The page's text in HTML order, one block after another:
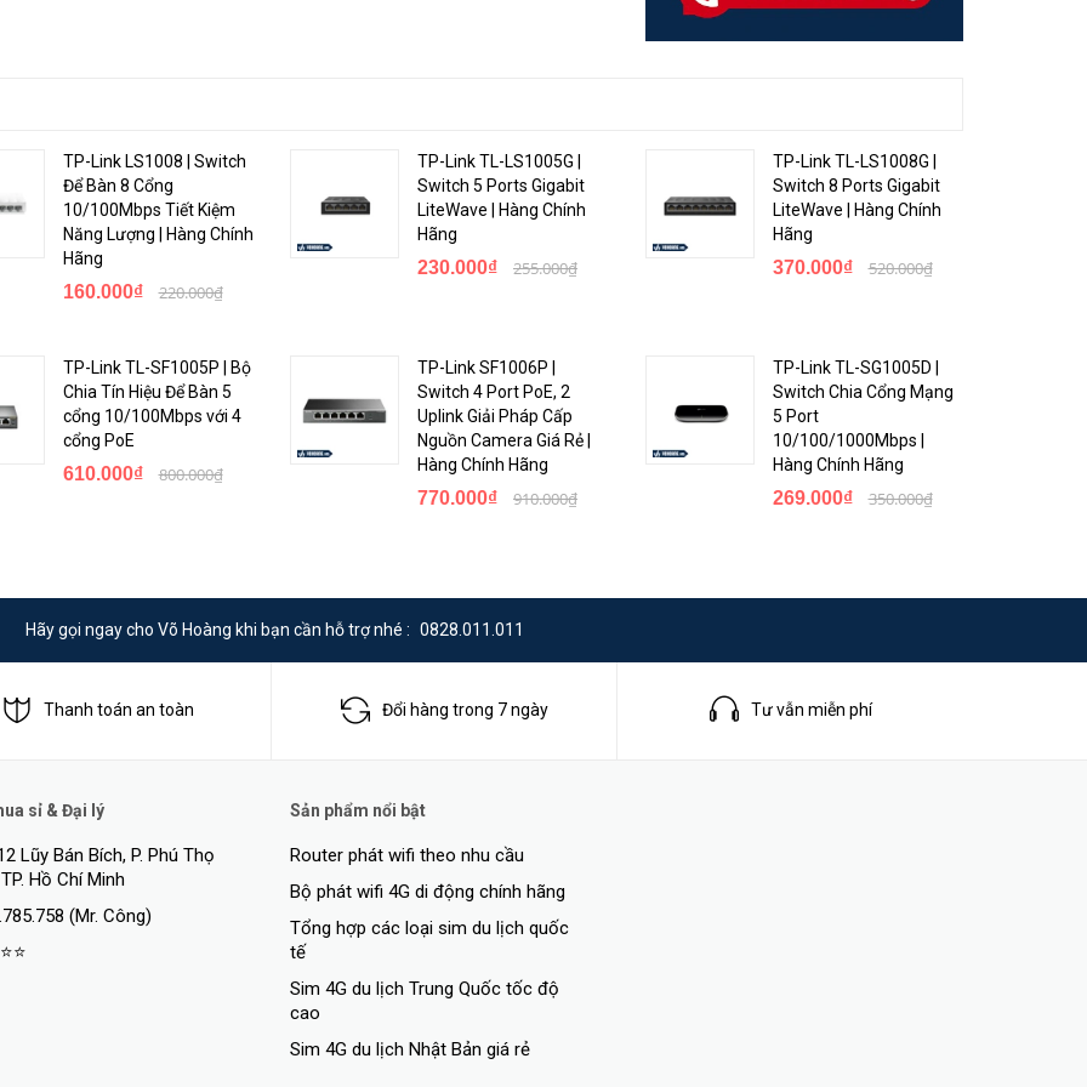
PoE at/af
DHCP Relay, DHCP Option 82, IPV4/IPV6 static routing RIP/ RIPng,
against TC-BPDU attack
TP-Link LS1008 | Switch
Để Bàn 8 Cổng
10/100Mbps Tiết Kiệm
Năng Lượng | Hàng Chính
Hãng
160.000₫ 220.000₫
TP-Link TL-LS1005G |
Switch 5 Ports Gigabit
LiteWave | Hàng Chính
Hãng
230.000₫ 255.000₫
TP-Link TL-LS1008G |
Switch 8 Ports Gigabit
LiteWave | Hàng Chính
Hãng
370.000₫ 520.000₫
TP-Link TL-SF1005P | Bộ
Chia Tín Hiệu Để Bàn 5
cổng 10/100Mbps với 4
cổng PoE
610.000₫ 800.000₫
TP-Link SF1006P |
Switch 4 Port PoE, 2
Uplink Giải Pháp Cấp
Nguồn Camera Giá Rẻ |
Hàng Chính Hãng
770.000₫ 910.000₫
TP-Link TL-SG1005D |
Switch Chia Cổng Mạng
5 Port
10/100/1000Mbps |
Hàng Chính Hãng
269.000₫ 350.000₫
Hãy gọi ngay cho Võ Hoàng khi bạn cần hỗ trợ nhé : 0828.011.011
Thanh toán an toàn Đổi hàng trong 7 ngày Tư vẫn miễn phí
sỉ & Đại lý
Lũy Bán Bích, P. Phú Thọ
Hồ Chí Minh
(Mr. Công)
Sản phẩm nổi bật
Router phát wifi theo nhu cầu
Bộ phát wifi 4G di động chính hãng
Tổng hợp các loại sim du lịch quốc
tế
Sim 4G du lịch Trung Quốc tốc độ
cao
Sim 4G du lịch Nhật Bản giá rẻ